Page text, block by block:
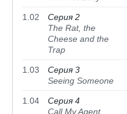
1.02
Серия 2
The Rat, the
Cheese and the
Trap
1.03
Серия 3
Seeing Someone
1.04
Серия 4
Call My Agent